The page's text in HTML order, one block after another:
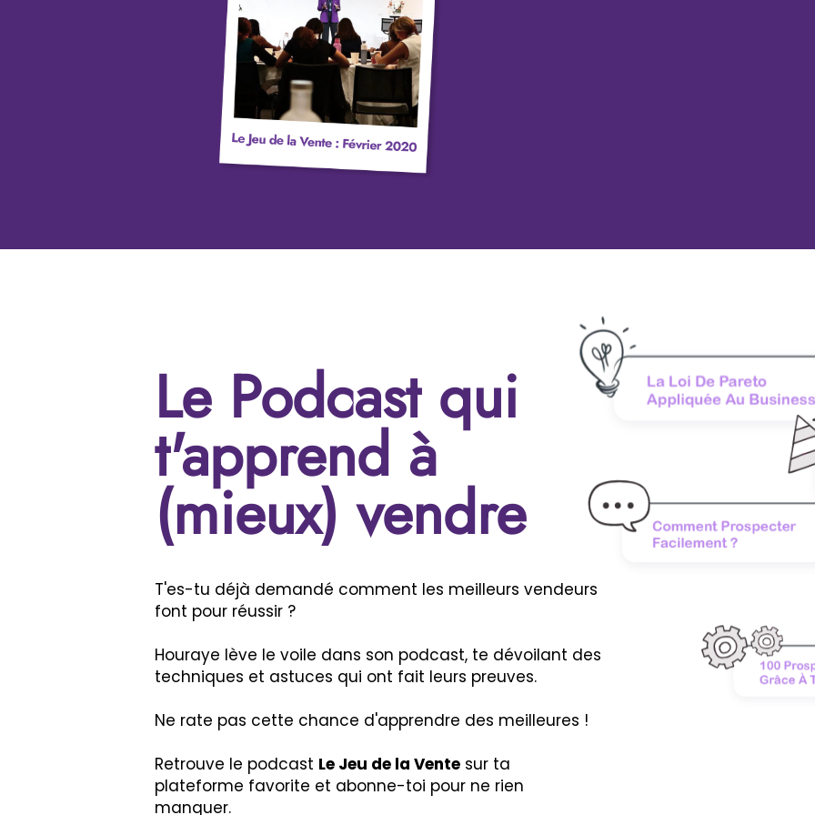
8000€ de CA, je réalise un
exploit avec un CA de plus de 62
000€ et je close le premier plus
gros deal jamais encore signé
dans l’histoire de l’entreprise !
Le Podcast qui
t'apprend à
(mieux) vendre
T'es-tu déjà demandé comment les meilleurs vendeurs
font pour réussir ?
Houraye lève le voile dans son podcast, te dévoilant des
techniques et astuces qui ont fait leurs preuves.
Ne rate pas cette chance d'apprendre des meilleures !
Retrouve le podcast Le Jeu de la Vente sur ta
plateforme favorite et abonne-toi pour ne rien
manquer.